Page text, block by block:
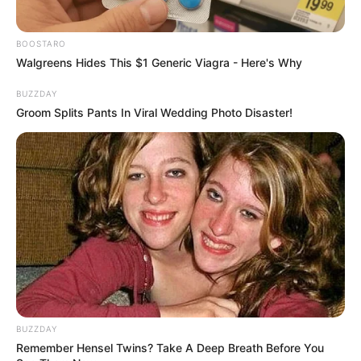
YouTube
Dilansir dariSocial Bladepada tahun 2024, pendapatannya per
bulan dari YouTube sekitar $344 – $5.5K atau Rp5,5 juta – Rp89
BOOSTARO
Walgreens Hides This $1 Generic Viagra - Here's Why
BUZZDAY
Groom Splits Pants In Viral Wedding Photo Disaster!
BUZZDAY
Remember Hensel Twins? Take A Deep Breath Before You